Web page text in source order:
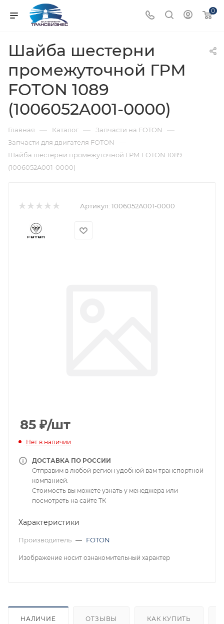
0
Шайба шестерни
промежуточной ГРМ
FOTON 1089
(1006052A001-0000)
Главная — Каталог — Запчасти на FOTON —
Запчасти для двигателя FOTON —
Шайба шестерни промежуточной ГРМ FOTON 1089
(1006052A001-0000)
Артикул: 1006052A001-0000
85 ₽/шт
Нет в наличии
ДОСТАВКА ПО РОССИИ
Отправим в любой регион удобной вам транспортной
компанией.
Стоимость вы можете узнать у менеджера или
посмотреть на сайте ТК
Характеристики
Производитель — FOTON
Изображение носит ознакомительный характер
НАЛИЧИЕ ОТЗЫВЫ КАК КУПИТЬ